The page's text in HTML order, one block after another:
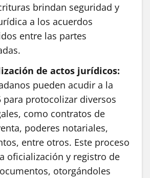
brindan seguridad y
a los acuerdos
entre las partes
de actos jurídicos:
pueden acudir a la
para protocolizar diversos
como contratos de
poderes notariales,
entre otros. Este proceso
oficialización y registro de
otorgándoles